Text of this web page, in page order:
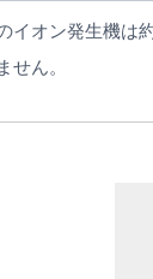
イオン発生機は
せん。